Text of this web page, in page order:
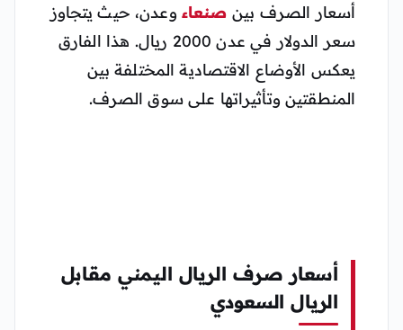
أسعار الصرف بين صنعاءوعدن، حيث يتجاوز
سعر الدولار في عدن 2000 ريال. هذا الفارق
يعكس الأوضاع الاقتصادية المختلفة بين
المنطقتين وتأثيراتها على سوق الصرف.
أسعار صرف الريال اليمني مقابل
الريال السعودي